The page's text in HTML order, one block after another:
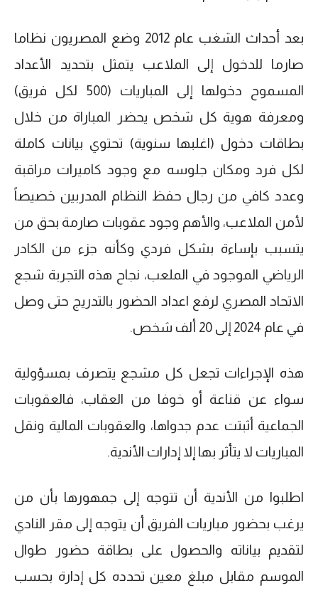
بعد أحداث الشغب عام 2012 وضع المصريون نظاما
صارما للدخول إلى الملاعب يتمثل بتحديد الأعداد
المسموح دخولها إلى المباريات (500 لكل فريق)
ومعرفة هوية كل شخص يحضر المباراة من خلال
بطاقات دخول (اغلبها سنوية) تحتوي بيانات كاملة
لكل فرد ومكان جلوسه مع وجود كاميرات مراقبة
وعدد كافي من رجال حفظ النظام المدربين خصيصاً
لأمن الملاعب، والأهم وجود عقوبات صارمة بحق من
يتسبب بإساءة بشكل فردي وكأنه جزء من الكادر
الرياضي الموجود في الملعب، نجاح هذه التجربة شجع
الاتحاد المصري لرفع اعداد الحضور بالتدريج حتى وصل
في عام 2024 إلى 20 ألف شخص.
هذه الإجراءات تجعل كل مشجع يتصرف بمسؤولية
سواء عن قناعة أو خوفا من العقاب، فالعقوبات
الجماعية أثبتت عدم جدواها، والعقوبات المالية ونقل
المباريات لا يتأثر بها إلا إدارات الأندية.
اطلبوا من الأندية أن تتوجه إلى جمهورها بأن من
يرغب بحضور مباريات الفريق أن يتوجه إلى مقر النادي
لتقديم بياناته والحصول على بطاقة حضور طوال
الموسم مقابل مبلغ معين تحدده كل إدارة بحسب